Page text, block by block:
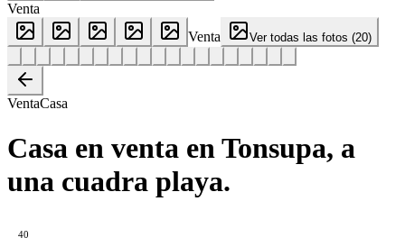
Venta
Venta
Ver todas las fotos (20)
VentaCasa
Casa en venta en Tonsupa, a
una cuadra playa.
40